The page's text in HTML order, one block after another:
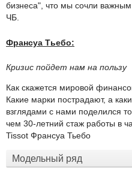
бизнеса", что мы сочли
ЧБ.
Франсуа Тьебо:
Кризис пойдет нам на пользу
Как скажется мировой
Какие марки пострадают, а
взглядами с нами поделился
чем 30-летний стаж работы в
Tissot Франсуа Тьебо
Модельный ряд